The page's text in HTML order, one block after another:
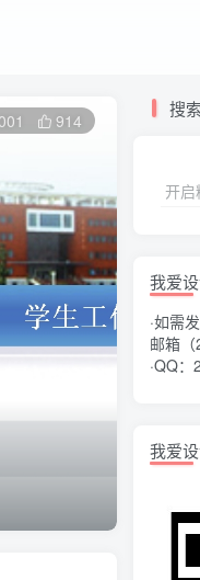
914
搜索
开启
我爱
·如需
邮箱（
·QQ
我爱